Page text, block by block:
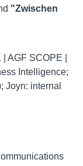
"Zwischen
AGF SCOPE |
Intelligence;
Joyn: internal